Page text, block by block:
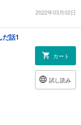
2022年03月02日
話1
カート
試し読み